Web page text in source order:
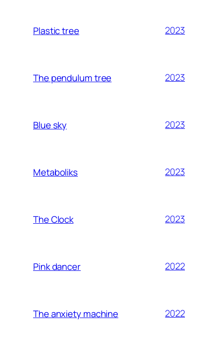
Plastic tree 2023
The pendulum tree 2023
Blue sky 2023
Metaboliks 2023
The Clock 2023
Pink dancer 2022
The anxiety machine 2022